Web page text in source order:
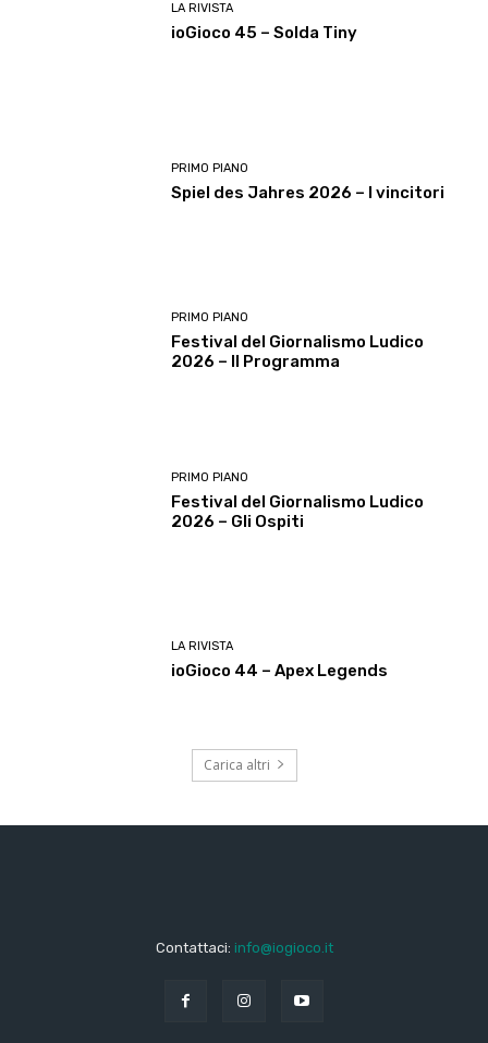
LA RIVISTA
ioGioco 45 – Solda Tiny
PRIMO PIANO
Spiel des Jahres 2026 – I vincitori
PRIMO PIANO
Festival del Giornalismo Ludico
2026 – Il Programma
PRIMO PIANO
Festival del Giornalismo Ludico
2026 – Gli Ospiti
LA RIVISTA
ioGioco 44 – Apex Legends
Carica altri
Contattaci: info@iogioco.it